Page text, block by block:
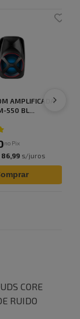
AMPLIFICADA
550 BL...
no Pix
86,99 s/juros
CORE
RUIDO